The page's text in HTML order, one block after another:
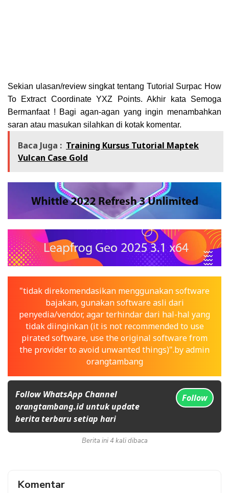
Sekian ulasan/review singkat tentang Tutorial Surpac How
To Extract Coordinate YXZ Points. Akhir kata Semoga
Bermanfaat ! Bagi agan-agan yang ingin menambahkan
saran atau masukan silahkan di kotak komentar.
Baca Juga : Training Kursus Tutorial Maptek
Vulcan Case Gold
"tidak direkomendasikan menggunakan software
bajakan, gunakan software asli dari
penyedia/vendor, agar terhindar dari hal-hal yang
tidak diinginkan (it is not recommended to use
pirated software, use the original software from
the provider to avoid unwanted things)".by admin
orangtambang
Follow WhatsApp Channel
orangtambang.id untuk update
berita terbaru setiap hari
Follow
Berita ini 4 kali dibaca
Komentar